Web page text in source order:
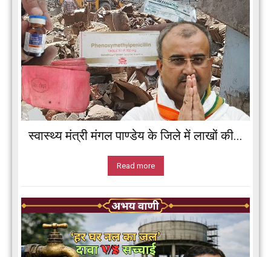
स्वास्थ्य मंत्री मंगल पाण्डेय के जिले में लाखों की...
Read more